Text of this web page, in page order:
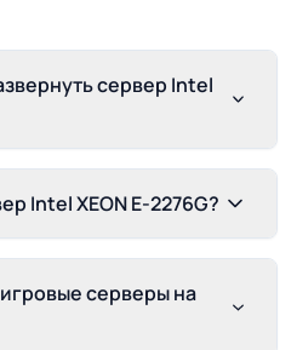
сервер Intel
Intel XEON E-2276G?
серверы на